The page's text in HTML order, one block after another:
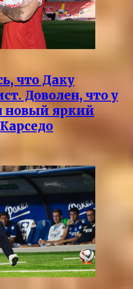
что Даку
Доволен, что у
новый яркий